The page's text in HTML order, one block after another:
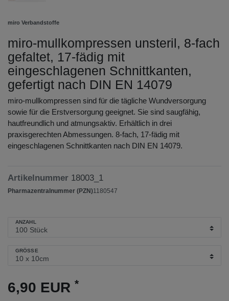
miro Verbandstoffe
miro-mullkompressen unsteril, 8-fach
gefaltet, 17-fädig mit
eingeschlagenen Schnittkanten,
gefertigt nach DIN EN 14079
miro-mullkompressen sind für die tägliche Wundversorgung
sowie für die Erstversorgung geeignet. Sie sind saugfähig,
hautfreundlich und atmungsaktiv. Erhältlich in drei
praxisgerechten Abmessungen. 8-fach, 17-fädig mit
eingeschlagenen Schnittkanten nach DIN EN 14079.
Artikelnummer 18003_1
Pharmazentralnummer (PZN)1180547
ANZAHL
GRÖSSE
6,90 EUR *